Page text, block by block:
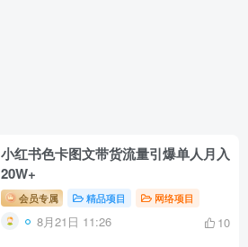
小红书色卡图文带货流量引爆单人月入
20W+
会员专属 精品项目 网络项目
8月21日 11:26 10